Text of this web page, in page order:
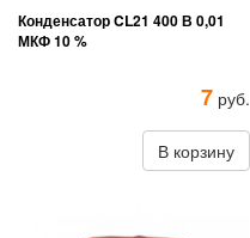
Конденсатор CL21 400 В 0,01
МКФ 10 %
7 руб.
В корзину